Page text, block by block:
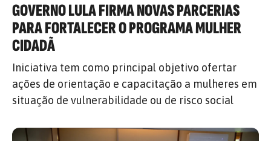
GOVERNO LULA FIRMA NOVAS PARCERIAS
PARA FORTALECER O PROGRAMA MULHER
CIDADÃ
Iniciativa tem como principal objetivo ofertar
ações de orientação e capacitação a mulheres em
situação de vulnerabilidade ou de risco social